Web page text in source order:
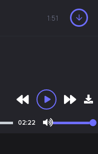
1:51
02:22